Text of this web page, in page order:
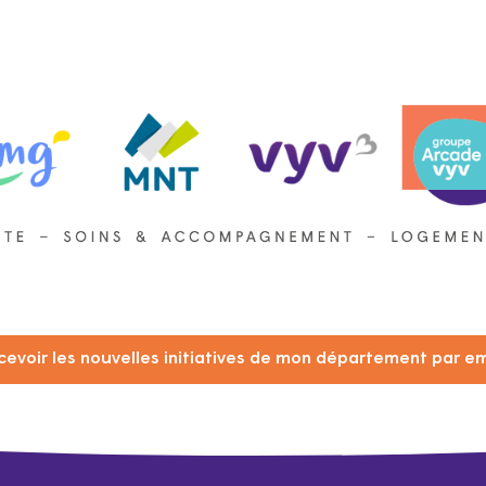
les nouvelles initiatives de mon département par